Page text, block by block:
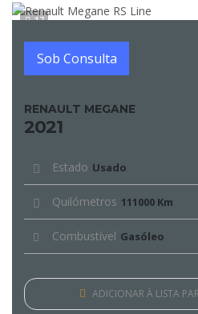
17
Sob Consulta
RENAULT MEGANE
2021
Estado Usado
Quilómetros 111000 Km
Combustível Gasóleo
ADICIONAR À LISTA